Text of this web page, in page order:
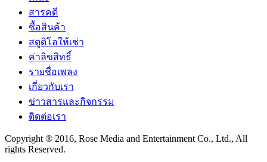
สารคดี
ซื้อสินค้า
สตูดิโอให้เช่า
ค่าลิขสิทธิ์
รายชื่อเพลง
เกี่ยวกับเรา
ข่าวสารและกิจกรรม
ติดต่อเรา
Copyright ® 2016, Rose Media and Entertainment Co., Ltd., All
rights Reserved.